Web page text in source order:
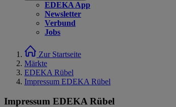
EDEKA App
Newsletter
Verbund
Jobs
Zur Startseite
Märkte
EDEKA Rübel
Impressum EDEKA Rübel
Impressum EDEKA Rübel